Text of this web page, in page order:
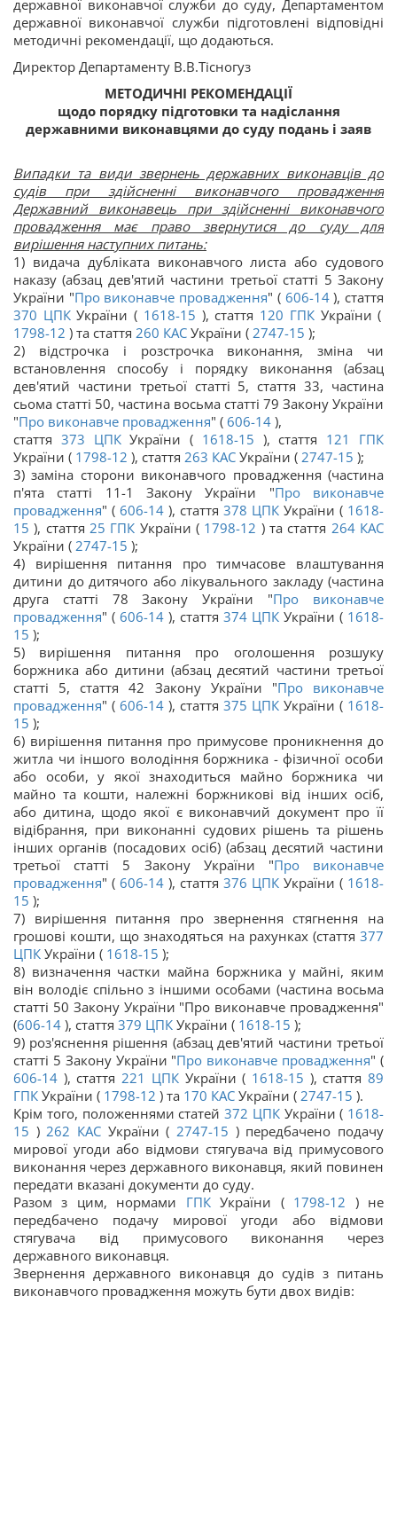
державної виконавчої служби до суду, Департаментом
державної виконавчої служби підготовлені відповідні
методичні рекомендації, що додаються.
Директор Департаменту В.В.Тісногуз
МЕТОДИЧНІ РЕКОМЕНДАЦІЇ
щодо порядку підготовки та надіслання
державними виконавцями до суду подань і заяв
Випадки та види звернень державних виконавців до
судів при здійсненні виконавчого провадження
Державний виконавець при здійсненні виконавчого
провадження має право звернутися до суду для
вирішення наступних питань:
1) видача дубліката виконавчого листа або судового
наказу (абзац дев'ятий частини третьої статті 5 Закону
України "Про виконавче провадження" ( 606-14), стаття
370 ЦПКУкраїни ( 1618-15 ), стаття 120 ГПКУкраїни (
1798-12 ) та стаття 260 КАС України ( 2747-15 );
2) відстрочка і розстрочка виконання, зміна чи
встановлення способу і порядку виконання (абзац
дев'ятий частини третьої статті 5, стаття 33, частина
сьома статті 50, частина восьма статті 79 Закону України
"Про виконавче провадження" ( 606-14 ),
стаття 373 ЦПКУкраїни ( 1618-15 ), стаття 121 ГПК
України ( 1798-12 ), стаття 263 КАС України ( 2747-15 );
3) заміна сторони виконавчого провадження (частина
п'ята статті 11-1 Закону України "Про виконавче
провадження" ( 606-14 ), стаття 378 ЦПК України ( 1618-
15 ), стаття 25 ГПК України ( 1798-12 ) та стаття 264 КАС
України ( 2747-15 );
4) вирішення питання про тимчасове влаштування
дитини до дитячого або лікувального закладу (частина
друга статті 78 Закону України "Про виконавче
провадження" ( 606-14 ), стаття 374 ЦПК України ( 1618-
15 );
5) вирішення питання про оголошення розшуку
боржника або дитини (абзац десятий частини третьої
статті 5, стаття 42 Закону України "Про виконавче
провадження" ( 606-14 ), стаття 375 ЦПК України ( 1618-
15 );
6) вирішення питання про примусове проникнення до
житла чи іншого володіння боржника - фізичної особи
або особи, у якої знаходиться майно боржника чи
майно та кошти, належні боржникові від інших осіб,
або дитина, щодо якої є виконавчий документ про її
відібрання, при виконанні судових рішень та рішень
інших органів (посадових осіб) (абзац десятий частини
третьої статті 5 Закону України "Про виконавче
провадження" ( 606-14 ), стаття 376 ЦПК України ( 1618-
15 );
7) вирішення питання про звернення стягнення на
грошові кошти, що знаходяться на рахунках (стаття 377
ЦПК України ( 1618-15 );
8) визначення частки майна боржника у майні, яким
він володіє спільно з іншими особами (частина восьма
статті 50 Закону України "Про виконавче провадження"
(606-14 ), стаття 379 ЦПК України ( 1618-15 );
9) роз'яснення рішення (абзац дев'ятий частини третьої
статті 5 Закону України "Про виконавче провадження" (
606-14 ), стаття 221 ЦПКУкраїни ( 1618-15 ), стаття 89
ГПК України ( 1798-12 ) та 170 КАС України ( 2747-15 ).
Крім того, положеннями статей 372 ЦПКУкраїни ( 1618-
15 ) 262 КАС України (2747-15 ) передбачено подачу
мирової угоди або відмови стягувача від примусового
виконання через державного виконавця, який повинен
передати вказані документи до суду.
Разом з цим, нормами ГПКУкраїни ( 1798-12 ) не
передбачено подачу мирової угоди або відмови
стягувача від примусового виконання через
державного виконавця.
Звернення державного виконавця до судів з питань
виконавчого провадження можуть бути двох видів: